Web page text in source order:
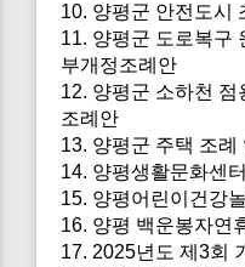
10. 양평군 안전도시
11. 양평군 도로복구
부개정조례안
12. 양평군 소하천 점
조례안
13. 양평군 주택 조
14. 양평생활문화센
15. 양평어린이건강
16. 양평 백운봉자연
17. 2025년도 제3회